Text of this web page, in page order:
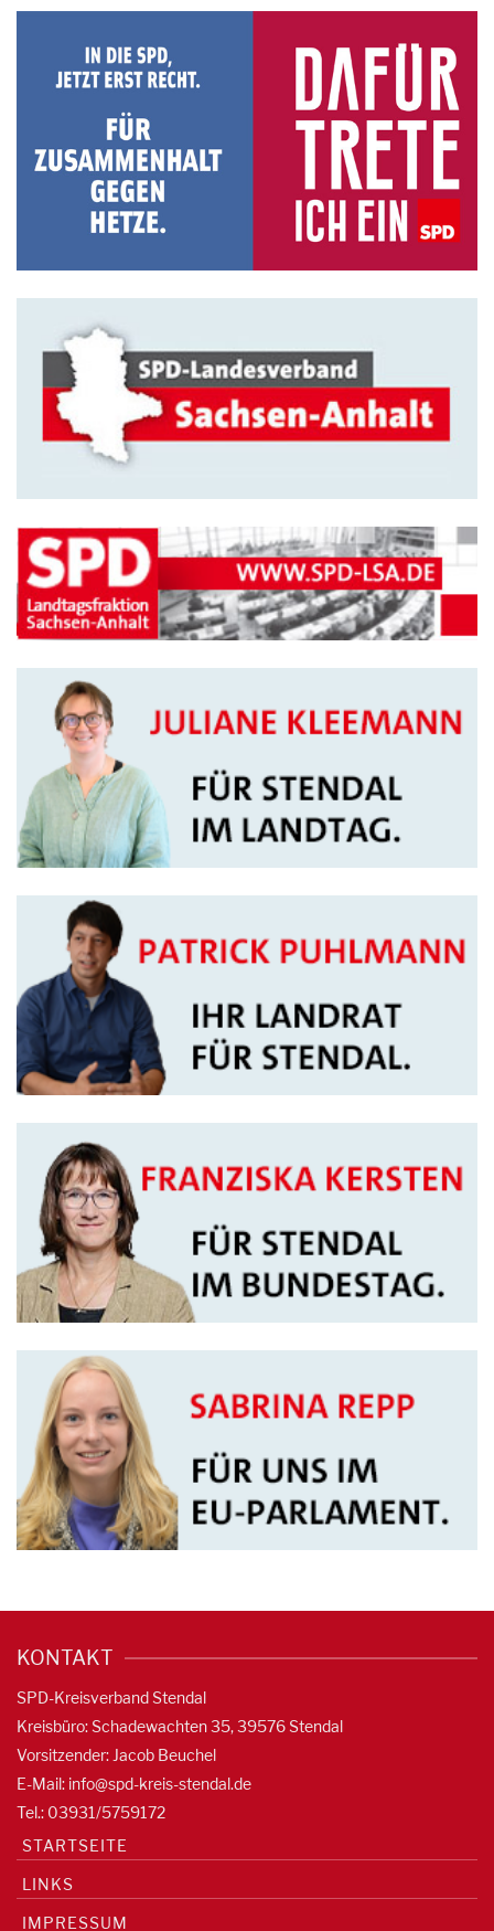
KONTAKT
SPD-Kreisverband Stendal
Kreisbüro: Schadewachten 35, 39576 Stendal
Vorsitzender: Jacob Beuchel
E-Mail: info@spd-kreis-stendal.de
Tel.: 03931/5759172
STARTSEITE
LINKS
IMPRESSUM